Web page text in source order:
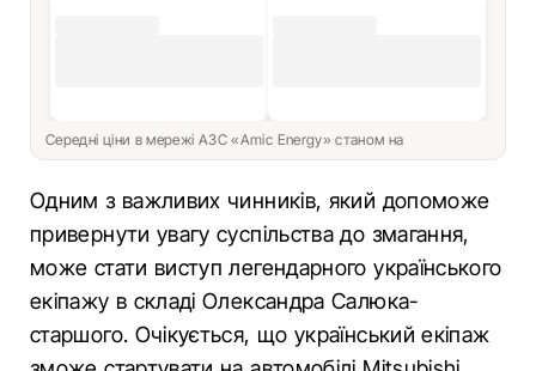
Середні ціни в мережі АЗС «Amic Energy» станом на
Одним з важливих чинників, який допоможе
привернути увагу суспільства до змагання,
може стати виступ легендарного українського
екіпажу в складі Олександра Салюка-
старшого. Очікується, що український екіпаж